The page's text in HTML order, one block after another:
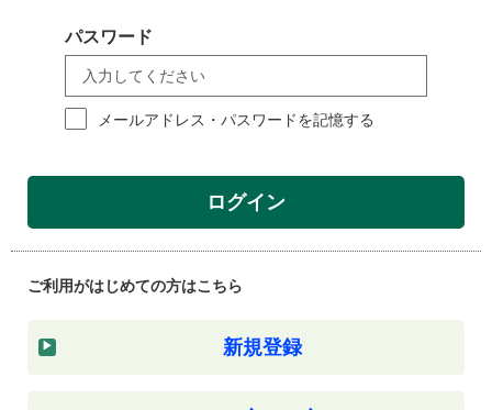
パスワード
メールアドレス・パスワードを記憶する
ログイン
ご利用がはじめての方はこちら
新規登録